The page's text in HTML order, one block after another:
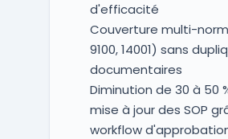
d'efficacité
Couverture multi-
9100, 14001) sans
documentaires
Diminution de 30 à
mise à jour des SOP
workflow